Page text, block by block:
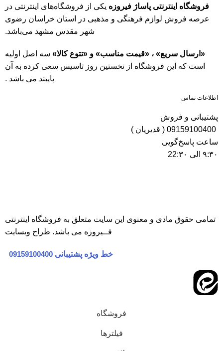
فروشگاه اینترنتی پاساژ فیروزه یکی از فروشگاه‌های اینترنتی در
عرصه فروش لوازم فرهنگی و مذهبی در استان خراسان رضوی
شهر مقدس مشهد می‌باشد.
«ارسال سریع» ، «قیمت مناسب» و «تتوع کالا» سه اصل اولیه
است که این فروشگاه از نخستین روز تاسیس سعی کرده به آن
پایبند می باشد .
اطلاعات تماس
پشتیبانی و فروش
ساعت پاسخ‌گویی
۹:۳۰ الی 22:۳۰
تمامی حقوق مادی و معنوی این سایت متعلق به فروشگاه اینترنتی
فــیروزه می باشد. طراح وبسایت
خط ویژه پشتیبانی 09159100400
فروشگاه
فیلترها